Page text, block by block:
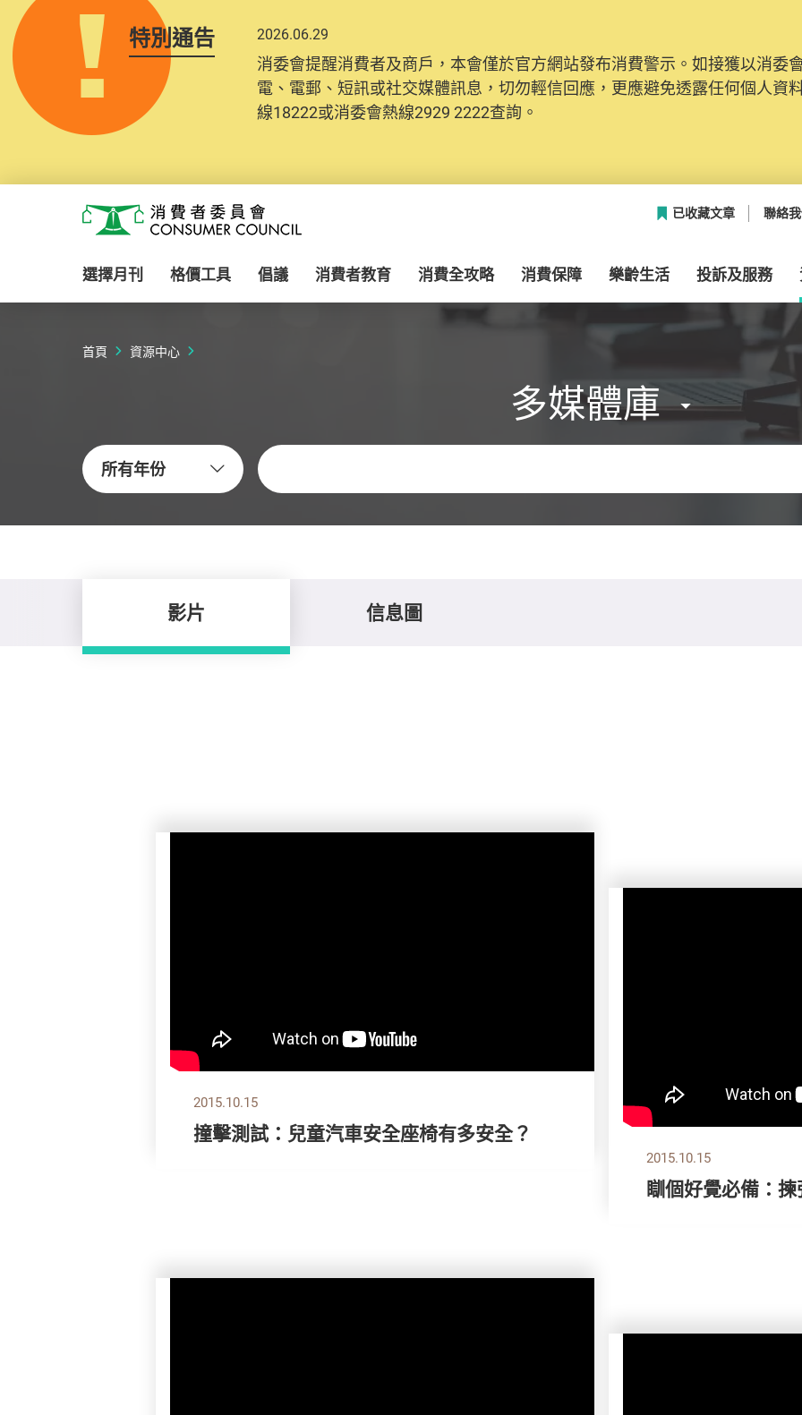
特別通告 2026.06.29
消委會提醒消費者及商戶，本會僅於官方網站發布消費警示。如接獲以消委
電、電郵、短訊或社交媒體訊息，切勿輕信回應，更應避免透露任何個人資
線18222或消委會熱線2929 2222查詢。
2025.10.31
為提升使用者體驗及網絡安全，本會的投訴處理系統已經進行升級及推出
消費者需要提供基本聯絡資料（包括姓名、電郵及電話）註冊帳戶，才可提
紀錄將清晰整合於帳戶中，方便日後作出跟進。
消費者委員會
已收藏文章 聯絡
選擇月刊 格價工具 倡議 消費者教育 消費全攻略 消費保障 樂齡生活 投訴及服務
首頁 資源中心
多媒體庫
所有年份
關鍵字
影片 信息圖
2015.10.15
撞擊測試：兒童汽車安全座椅有多安全？
2015.10.15
瞓個好覺必備：